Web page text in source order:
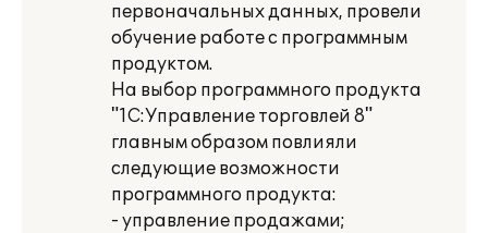
первоначальных данных, провели
обучение работе с программным
продуктом.
На выбор программного продукта
"1С:Управление торговлей 8"
главным образом повлияли
следующие возможности
программного продукта:
- управление продажами;